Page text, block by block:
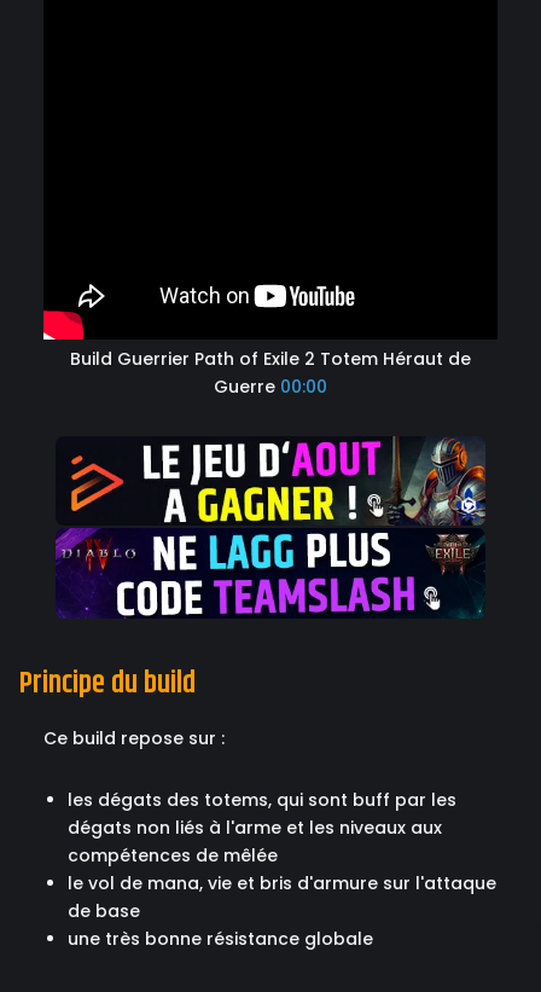
Build Guerrier Path of Exile 2 Totem Héraut de
Guerre 00:00
Principe du build
Ce build repose sur :
les dégats des totems, qui sont buff par les
dégats non liés à l'arme et les niveaux aux
compétences de mêlée
le vol de mana, vie et bris d'armure sur l'attaque
de base
une très bonne résistance globale